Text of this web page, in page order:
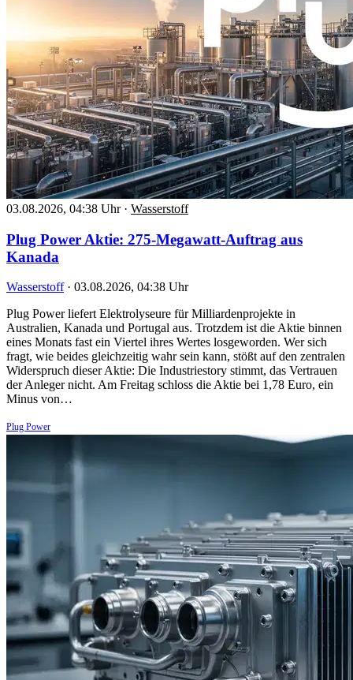
03.08.2026, 04:38 Uhr · Wasserstoff
Plug Power Aktie: 275-Megawatt-Auftrag aus
Kanada
Wasserstoff · 03.08.2026, 04:38 Uhr
Plug Power liefert Elektrolyseure für Milliardenprojekte in
Australien, Kanada und Portugal aus. Trotzdem ist die Aktie binnen
eines Monats fast ein Viertel ihres Wertes losgeworden. Wer sich
fragt, wie beides gleichzeitig wahr sein kann, stößt auf den zentralen
Widerspruch dieser Aktie: Die Industriestory stimmt, das Vertrauen
der Anleger nicht. Am Freitag schloss die Aktie bei 1,78 Euro, ein
Minus von…
Plug Power